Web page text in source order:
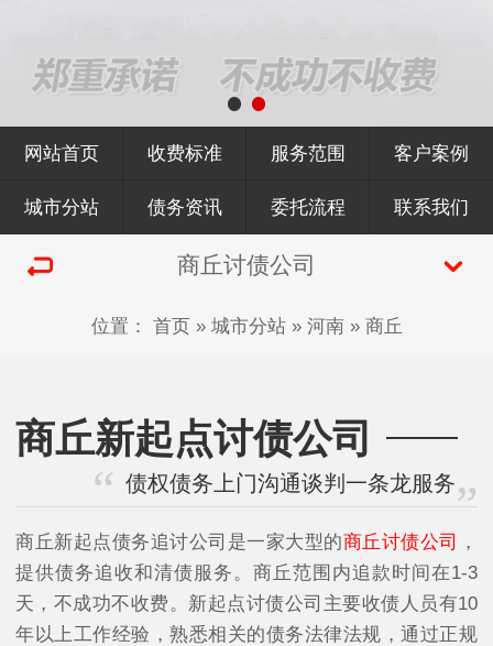
网站首页 收费标准 服务范围 客户案例
城市分站 债务资讯 委托流程 联系我们
商丘讨债公司
位置： 首页» 城市分站» 河南» 商丘
商丘新起点讨债公司
债权债务上门沟通谈判一条龙服务
商丘新起点债务追讨公司是一家大型的商丘讨债公司
，
提供债务追收和清债服务。商丘范围内追款时间在1-3
天，不成功不收费。新起点讨债公司主要收债人员有10
年以上工作经验，熟悉相关的债务法律法规，通过正规